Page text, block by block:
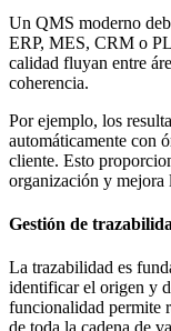
Un QMS moderno
ERP, MES, CRM o
calidad fluyan entre
coherencia.
Por ejemplo, los
automáticamente con
cliente. Esto
organización y mejora
Gestión de
La trazabilidad es
identificar el origen y
funcionalidad permite